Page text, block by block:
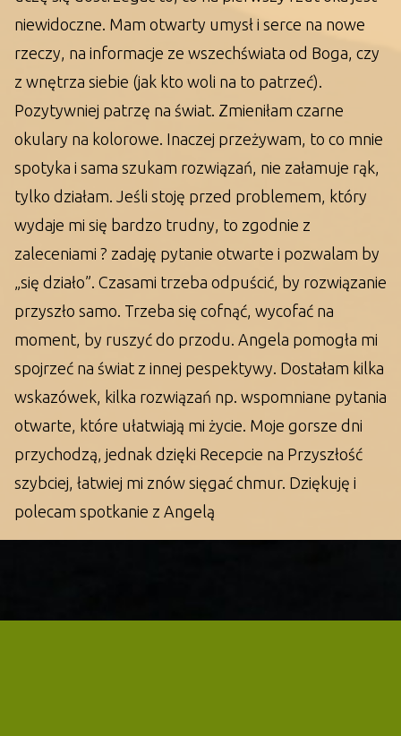
niewidoczne. Mam otwarty umysł i serce na nowe
rzeczy, na informacje ze wszechświata od Boga, czy
z wnętrza siebie (jak kto woli na to patrzeć).
Pozytywniej patrzę na świat. Zmieniłam czarne
okulary na kolorowe. Inaczej przeżywam, to co mnie
spotyka i sama szukam rozwiązań, nie załamuje rąk,
tylko działam. Jeśli stoję przed problemem, który
wydaje mi się bardzo trudny, to zgodnie z
zaleceniami ? zadaję pytanie otwarte i pozwalam by
„się działo”. Czasami trzeba odpuścić, by rozwiązanie
przyszło samo. Trzeba się cofnąć, wycofać na
moment, by ruszyć do przodu. Angela pomogła mi
spojrzeć na świat z innej pespektywy. Dostałam kilka
wskazówek, kilka rozwiązań np. wspomniane pytania
otwarte, które ułatwiają mi życie. Moje gorsze dni
przychodzą, jednak dzięki Recepcie na Przyszłość
szybciej, łatwiej mi znów sięgać chmur. Dziękuję i
polecam spotkanie z Angelą